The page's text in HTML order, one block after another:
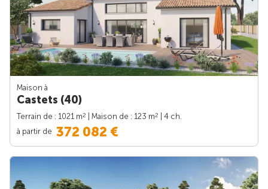
Maison à
Castets (40)
Terrain de : 1021 m2 | Maison de : 123 m2
| 4 ch.
à partir de 372 082 €